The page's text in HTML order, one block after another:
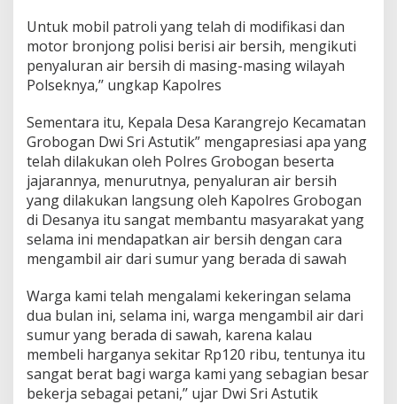
Untuk mobil patroli yang telah di modifikasi dan
motor bronjong polisi berisi air bersih, mengikuti
penyaluran air bersih di masing-masing wilayah
Polseknya,’’ ungkap Kapolres
Sementara itu, Kepala Desa Karangrejo Kecamatan
Grobogan Dwi Sri Astutik” mengapresiasi apa yang
telah dilakukan oleh Polres Grobogan beserta
jajarannya, menurutnya, penyaluran air bersih
yang dilakukan langsung oleh Kapolres Grobogan
di Desanya itu sangat membantu masyarakat yang
selama ini mendapatkan air bersih dengan cara
mengambil air dari sumur yang berada di sawah
Warga kami telah mengalami kekeringan selama
dua bulan ini, selama ini, warga mengambil air dari
sumur yang berada di sawah, karena kalau
membeli harganya sekitar Rp120 ribu, tentunya itu
sangat berat bagi warga kami yang sebagian besar
bekerja sebagai petani,’’ ujar Dwi Sri Astutik